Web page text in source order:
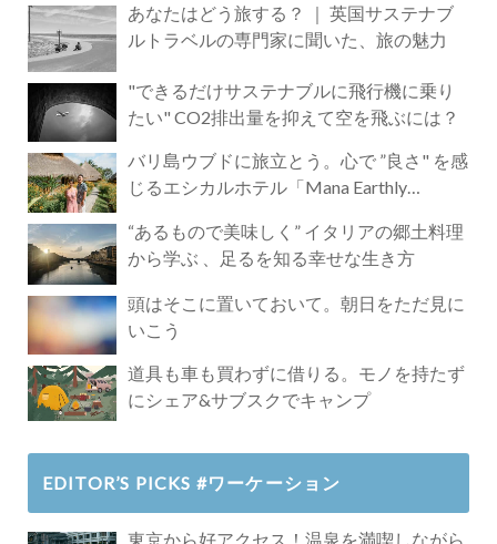
あなたはどう旅する？ ｜ 英国サステナブ
ルトラベルの専門家に聞いた、旅の魅力
"できるだけサステナブルに飛行機に乗り
たい" CO2排出量を抑えて空を飛ぶには？
バリ島ウブドに旅立とう。心で ”良さ" を感
じるエシカルホテル「Mana Earthly
“あるもので美味しく” イタリアの郷土料理
から学ぶ 、足るを知る幸せな生き方
頭はそこに置いておいて。朝日をただ見に
いこう
道具も車も買わずに借りる。モノを持たず
にシェア&サブスクでキャンプ
EDITOR’S PICKS #ワーケーション
東京から好アクセス！温泉を満喫しながら